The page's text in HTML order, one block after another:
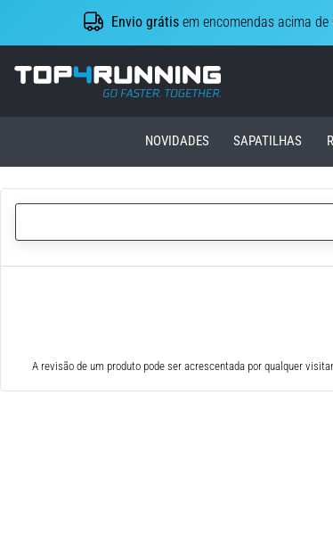
Envio grátis em encomendas acima de
Top4Running.pt
NOVIDADES SAPATILHAS
A revisão de um produto pode ser acrescentada por qualquer